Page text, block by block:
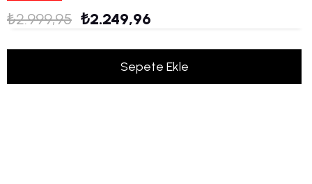
₺2.999,95 ₺2.249,96